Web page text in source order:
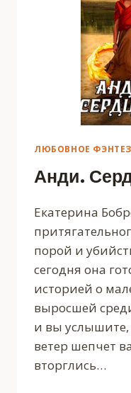
ЛЮБОВНОЕ
Анди.
Екатерина
порой и
сегодня она
историей о
выросшей
и вы услышите,
ветер шепчет
вторглись…